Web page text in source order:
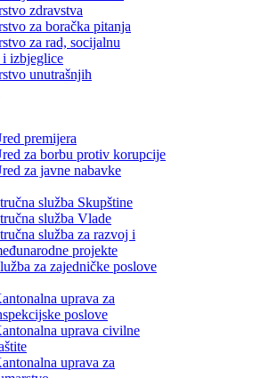
zdravstva
za boračka pitanja
za rad, socijalnu
izbjeglice
unutrašnjih
premijera
za borbu protiv korupcije
za javne nabavke
služba Skupštine
služba Vlade
služba za razvoj i
projekte
za zajedničke poslove
uprava za
poslove
uprava civilne
uprava za